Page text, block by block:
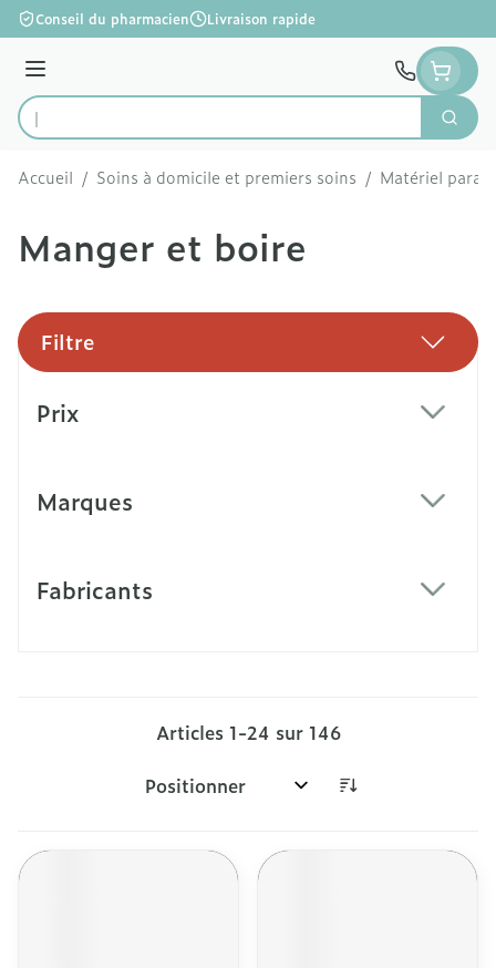
Aller au contenu
Conseil du pharmacien Livraison rapide
Menu
Rechercher
Accueil / Soins à domicile et premiers soins / Matériel
Manger et boire
Filtre
Prix
Marques
Fabricants
Articles 1-24 sur 146
Trier par: